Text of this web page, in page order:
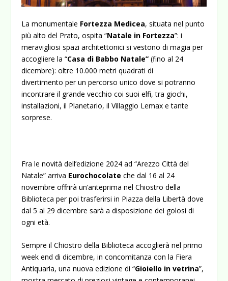
La monumentale Fortezza Medicea, situata nel punto
più alto del Prato, ospita “Natale in Fortezza”: i
meravigliosi spazi architettonici si vestono di magia per
accogliere la “Casa di Babbo Natale”(fino al 24
dicembre): oltre 10.000 metri quadrati di
divertimento per un percorso unico dove si potranno
incontrare il grande vecchio coi suoi elfi, tra giochi,
installazioni, il Planetario, il Villaggio Lemax e tante
sorprese.
Fra le novità dell’edizione 2024 ad “Arezzo Città del
Natale” arriva Eurochocolateche dal 16 al 24
novembre offrirà un’anteprima nel Chiostro della
Biblioteca per poi trasferirsi in Piazza della Libertà dove
dal 5 al 29 dicembre sarà a disposizione dei golosi di
ogni età.
Sempre il Chiostro della Biblioteca accoglierà nel primo
week end di dicembre, in concomitanza con la Fiera
Antiquaria, una nuova edizione di “Gioiello in vetrina”,